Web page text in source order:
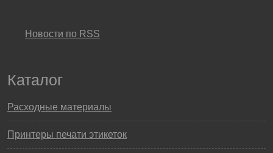
Новости по RSS
Каталог
Расходные материалы
Принтеры печати этикеток